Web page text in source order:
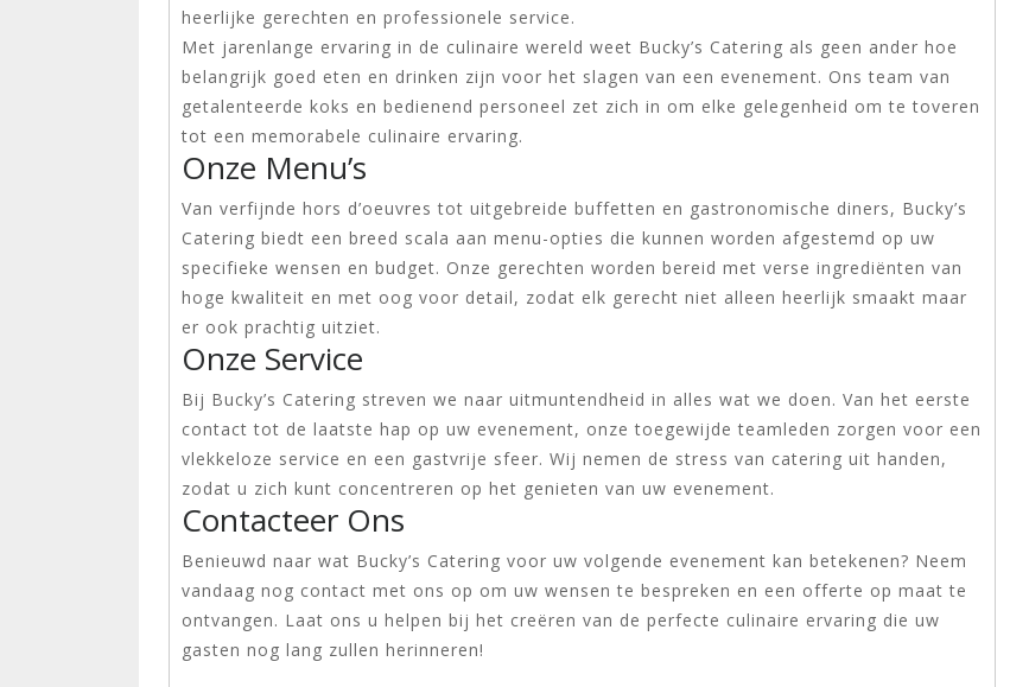
heerlijke gerechten en professionele service.
Met jarenlange ervaring in de culinaire wereld weet Bucky’s Catering als geen ander hoe
belangrijk goed eten en drinken zijn voor het slagen van een evenement. Ons team van
getalenteerde koks en bedienend personeel zet zich in om elke gelegenheid om te toveren
tot een memorabele culinaire ervaring.
Onze Menu’s
Van verfijnde hors d’oeuvres tot uitgebreide buffetten en gastronomische diners, Bucky’s
Catering biedt een breed scala aan menu-opties die kunnen worden afgestemd op uw
specifieke wensen en budget. Onze gerechten worden bereid met verse ingrediënten van
hoge kwaliteit en met oog voor detail, zodat elk gerecht niet alleen heerlijk smaakt maar
er ook prachtig uitziet.
Onze Service
Bij Bucky’s Catering streven we naar uitmuntendheid in alles wat we doen. Van het eerste
contact tot de laatste hap op uw evenement, onze toegewijde teamleden zorgen voor een
vlekkeloze service en een gastvrije sfeer. Wij nemen de stress van catering uit handen,
zodat u zich kunt concentreren op het genieten van uw evenement.
Contacteer Ons
Benieuwd naar wat Bucky’s Catering voor uw volgende evenement kan betekenen? Neem
vandaag nog contact met ons op om uw wensen te bespreken en een offerte op maat te
ontvangen. Laat ons u helpen bij het creëren van de perfecte culinaire ervaring die uw
gasten nog lang zullen herinneren!